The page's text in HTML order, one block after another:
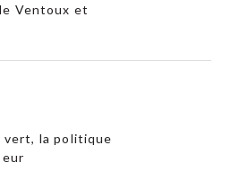
Ventoux et
vert, la politique